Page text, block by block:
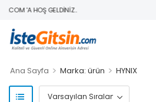
'A HOŞ GELDINIZ..
Ana Sayfa > Marka: ürün > HYNIX